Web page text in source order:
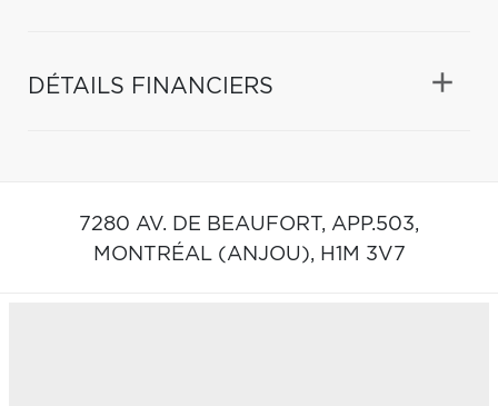
DÉTAILS FINANCIERS
7280 AV. DE BEAUFORT, APP.503,
MONTRÉAL (ANJOU), H1M 3V7